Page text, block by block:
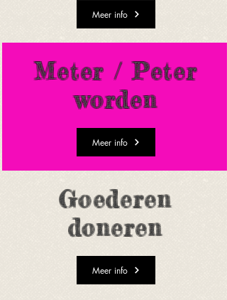
Meer info
Meter / Peter
worden
Meer info
Goederen
doneren
Meer info